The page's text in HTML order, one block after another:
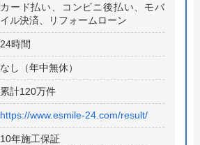
カード払い、コンビニ後払い、モバ
イル決済、リフォームローン
24時間
なし（年中無休）
累計120万件
https://www.esmile-24.com/result/
10年施工保証